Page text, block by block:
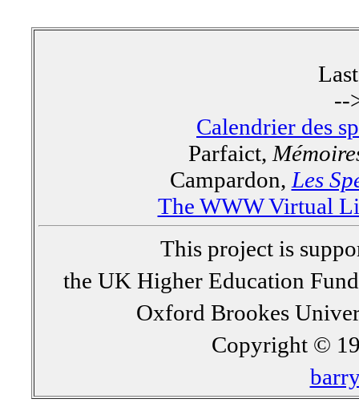
--
Calendrier des
Parfaict,
Campardon, Les
The WWW Virtual
This project is
the UK Higher Education
Oxford Brookes
Copyright ©